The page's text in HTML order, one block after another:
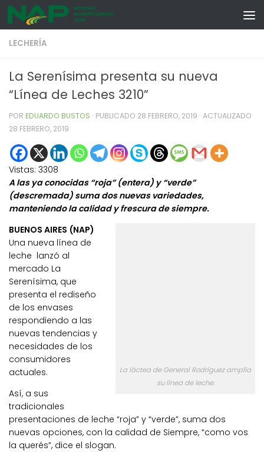
Skip to content
LECHERÍA
La Serenísima presenta su nueva
“Línea de Leches 3210”
POR EDUARDO BUSTOS · PUBLICADO 28 FEBRERO, 2019 · ACTUALIZADO
28 FEBRERO, 2019
Vistas: 3308
A las ya conocidas “roja” (entera) y “verde”
(descremada) suma dos nuevas variedades,
manteniendo la calidad y frescura de siempre.
La láctea de General Rodríguez amplía
su línea de leche.
BUENOS AIRES (NAP)
Una nueva línea de
leche lanzó al
mercado La
Serenísima, que
presenta el rediseño
de los envases
respondiendo a las
nuevas tendencias y
necesidades de los
consumidores
actuales.
Así, a sus
tradicionales
presentaciones de leche “roja” y “verde”, suma dos
nuevas opciones, con la calidad de Siempre, “como vos
la querés”, dice el slogan.